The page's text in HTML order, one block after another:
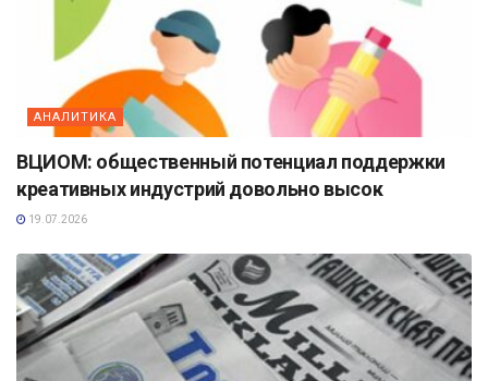
АНАЛИТИКА
ВЦИОМ: общественный потенциал поддержки
креативных индустрий довольно высок
19.07.2026